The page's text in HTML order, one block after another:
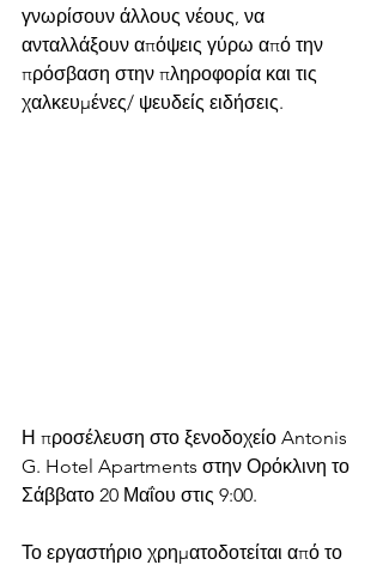
γνωρίσουν άλλους νέους, να
ανταλλάξουν απόψεις γύρω από την
πρόσβαση στην πληροφορία και τις
χαλκευμένες/ ψευδείς ειδήσεις.
Η προσέλευση στο ξενοδοχείο Antonis
G. Hotel Apartments στην Ορόκλινη το
Σάββατο 20 Μαΐου στις 9:00.
Το εργαστήριο χρηματοδοτείται από το